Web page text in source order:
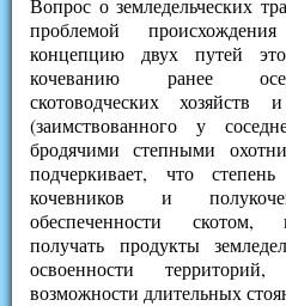
Вопрос о земледельческих
проблемой
концепцию двух путей
кочеванию ранее
скотоводческих хозяйств
(заимствованного у
бродячими степными
подчеркивает, что
кочевников и
обеспеченности скотом,
получать продукты
освоенности
возможности длительных